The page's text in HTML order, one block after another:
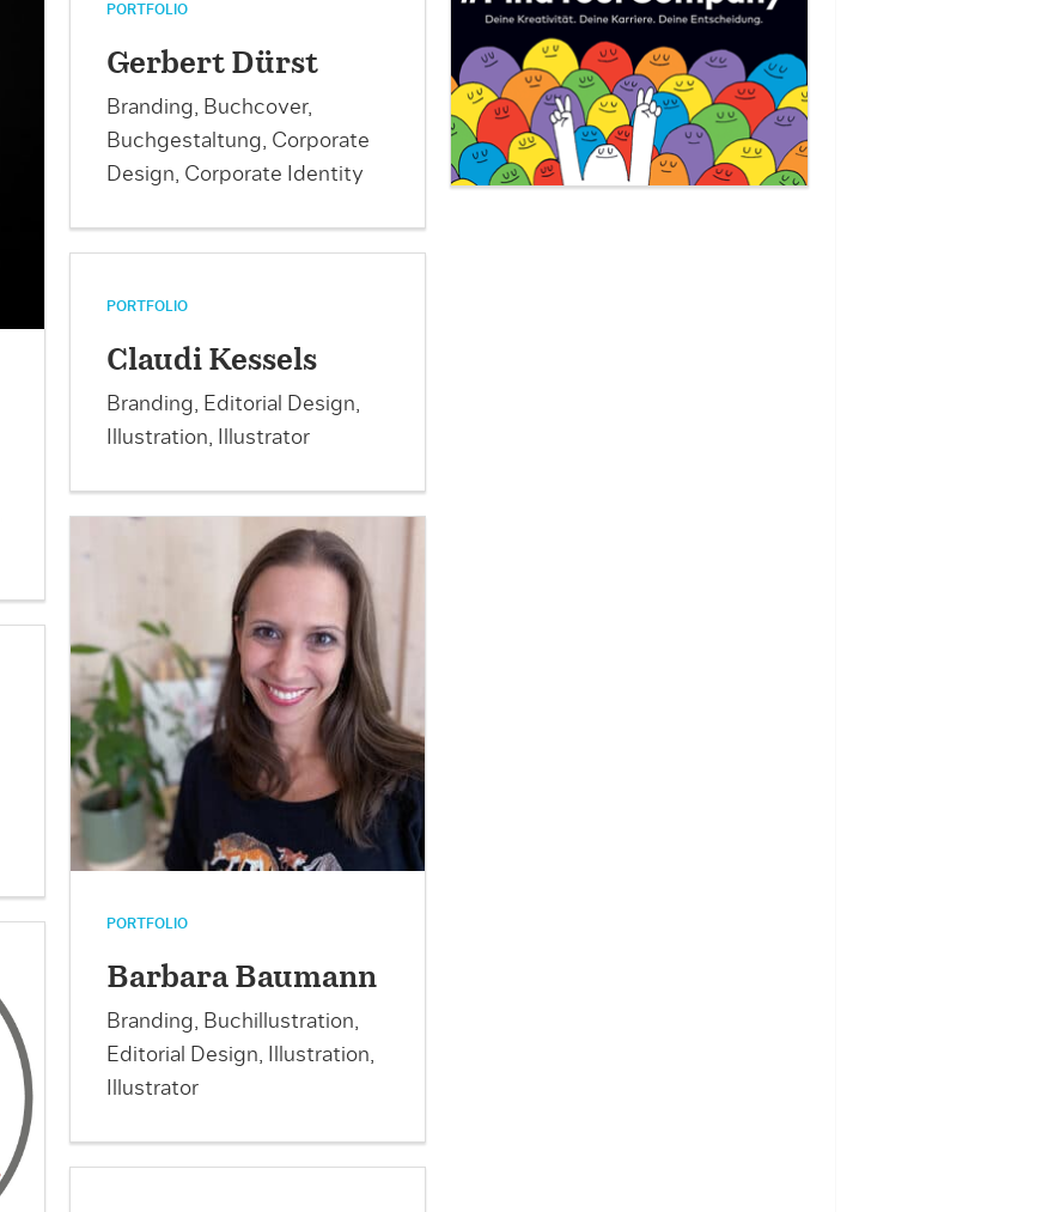
PORTFOLIO
Gerbert Dürst
Branding, Buchcover,
Buchgestaltung, Corporate
Design, Corporate Identity
PORTFOLIO
Claudi Kessels
Branding, Editorial Design,
Illustration, Illustrator
PORTFOLIO
Barbara Baumann
Branding, Buchillustration,
Editorial Design, Illustration,
Illustrator